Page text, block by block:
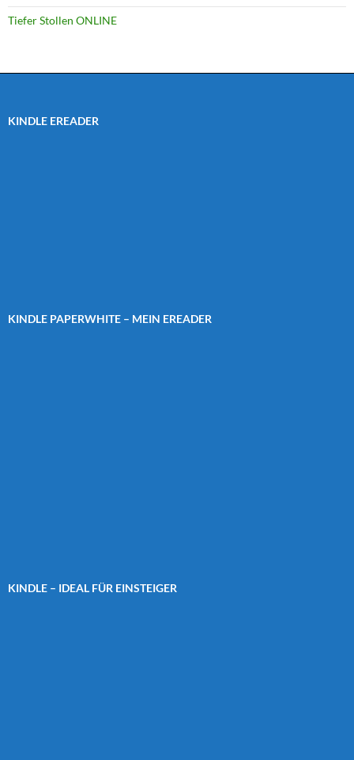
Tiefer Stollen ONLINE
KINDLE EREADER
KINDLE PAPERWHITE – MEIN EREADER
KINDLE – IDEAL FÜR EINSTEIGER